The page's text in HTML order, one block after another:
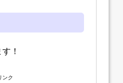
！
ンク